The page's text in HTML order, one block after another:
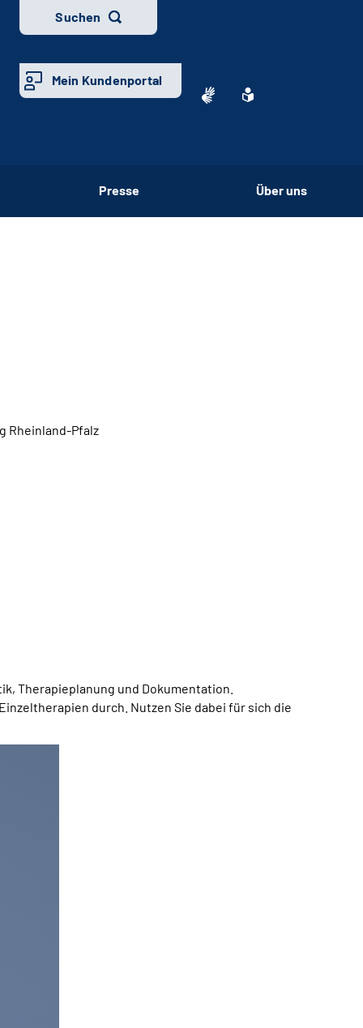
Suchen
Mein Kundenportal
Presse Über uns
Rheinland-Pfalz
Therapieplanung und Dokumentation.
durch. Nutzen Sie dabei für sich die